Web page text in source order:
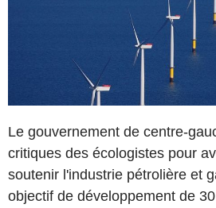
Le gouvernement de centre-
critiques des écologistes pour
soutenir l'industrie pétrolière et
objectif de développement de